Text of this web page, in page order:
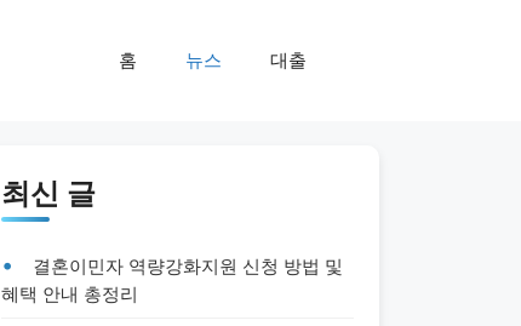
홈 뉴스 대출
최신 글
결혼이민자 역량강화지원 신청 방법 및
혜택 안내 총정리